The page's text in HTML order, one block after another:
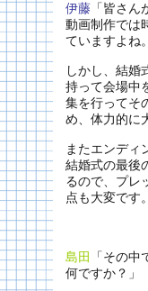
伊藤 「皆さ
動画制作では
ていますよね。
しかし、結婚
持って会場中
集を行ってそ
め、体力的に
またエンディ
結婚式の最後
るので、プレ
点も大変です
島田
「その
何ですか？」